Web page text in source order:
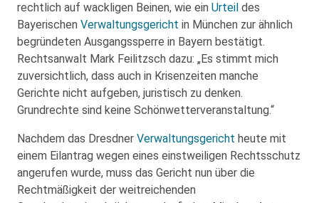
rechtlich auf wackligen Beinen, wie ein Urteil des
Bayerischen Verwaltungsgericht in München zur ähnlich
begründeten Ausgangssperre in Bayern bestätigt.
Rechtsanwalt Mark Feilitzsch dazu: „Es stimmt mich
zuversichtlich, dass auch in Krisenzeiten manche
Gerichte nicht aufgeben, juristisch zu denken.
Grundrechte sind keine Schönwetterveranstaltung.“
Nachdem das Dresdner Verwaltungsgericht heute mit
einem Eilantrag wegen eines einstweiligen Rechtsschutz
angerufen wurde, muss das Gericht nun über die
Rechtmäßigkeit der weitreichenden